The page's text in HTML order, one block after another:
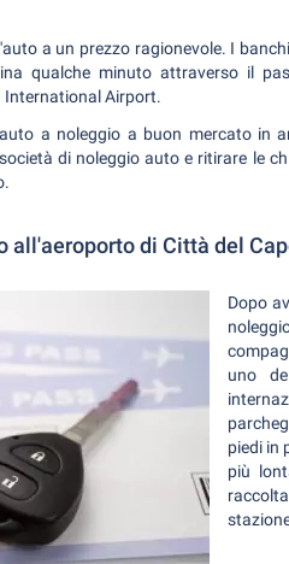
a un prezzo ragionevole. I
qualche minuto attraverso il
International Airport.
a noleggio a buon mercato in
di noleggio auto e ritirare le
all'aeroporto di Città del
Dopo
uno
piedi in
più